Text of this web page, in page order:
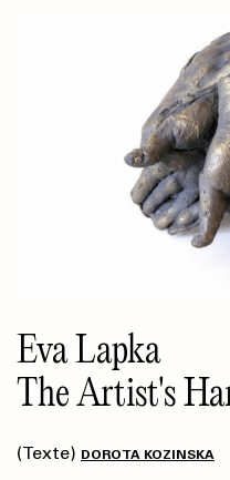
Eva Lapka
The Artist's
(Texte) DOROTA KOZINSKA